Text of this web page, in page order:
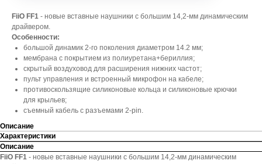
FiiO FF1 - новые вставные наушники с большим 14,2-мм динамическим
драйвером.
Особенности:
большой динамик 2-го поколения диаметром 14.2 мм;
мембрана с покрытием из полиуретана+бериллия;
скрытый воздуховод для расширения нижних частот;
пульт управления и встроенный микрофон на кабеле;
противоскользящие силиконовые кольца и силиконовые крючки
для крыльев;
съемный кабель с разъемами 2-pin.
Описание
Характеристики
Описание
FiiO FF1 - новые вставные наушники с большим 14,2-мм динамическим